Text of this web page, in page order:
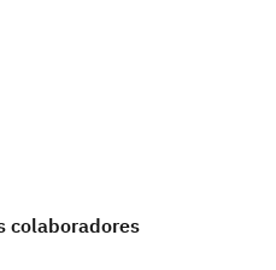
colaboradores